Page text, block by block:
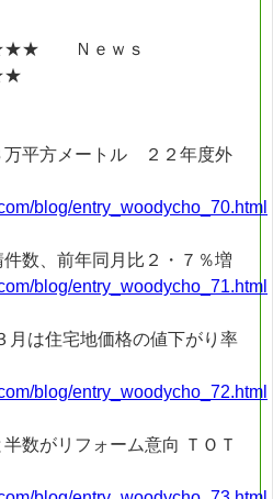
Ｎｅｗｓ
万平方メートル ２２年度外
blog/entry_woodycho_70.html
数、前年同月比２・７％増
blog/entry_woodycho_71.html
月は住宅地価格の値下がり率
blog/entry_woodycho_72.html
数がリフォーム意向 ＴＯＴ